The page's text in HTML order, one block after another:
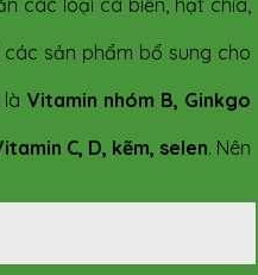
các loại cá biển, hạt chia,
sản phẩm bổ sung cho
Vitamin nhóm B, Ginkgo
C, D, kẽm, selen. Nên